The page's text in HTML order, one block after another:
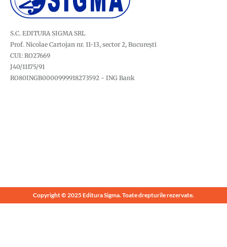
S.C. EDITURA SIGMA SRL
Prof. Nicolae Cartojan nr. 11-13, sector 2, București
CUI: RO27669
J40/11175/91
RO80INGB0000999918273592 - ING Bank
Copyright © 2025 Editura Sigma. Toate drepturile rezervate.